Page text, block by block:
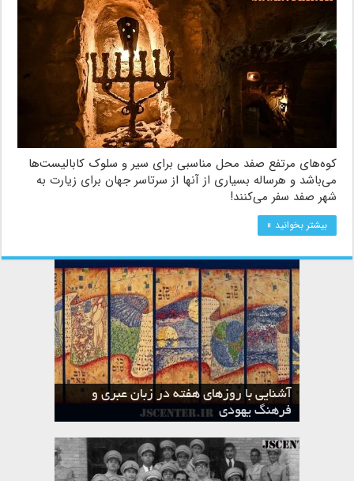
کوه‌های مرتفع صفد محل مناسبی برای سیر و سلوک کابالیست‌ها
می‌باشد و هرساله بسیاری از آنها از سرتاسر جهان برای زیارت به
شهر صفد سفر می‌کنند!
بیشتر بخوانید »
آشنایی با روزهای هفته در زبان عبری و
فرهنگ یهودی
ماه نیسان در تقویم عبری و میراث یهود
تقویم عبری
ماه شواط در تقویم عبری و میراث یهود
ماه طوت در تقویم عبری و میراث یهود
ماه حشوان در تقویم عبری و میراث یهود
ماه تیشری در تقویم عبری و میراث یهود
ماه الول در تقویم عبری و میراث یهود